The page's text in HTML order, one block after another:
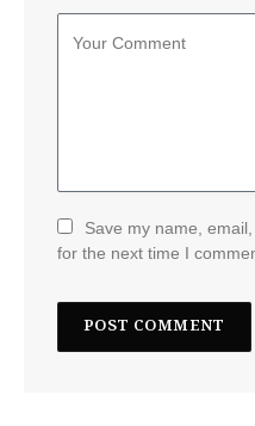
Save my name,
for the next time I